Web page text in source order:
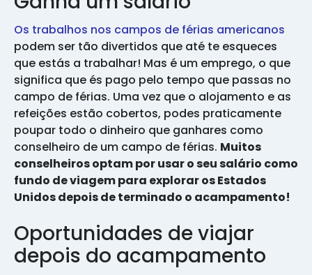
Os trabalhos nos campos de férias americanos
podem ser tão divertidos que até te esqueces
que estás a trabalhar! Mas é um emprego, o que
significa que és pago pelo tempo que passas no
campo de férias. Uma vez que o alojamento e as
refeições estão cobertos, podes praticamente
poupar todo o dinheiro que ganhares como
conselheiro de um campo de férias. Muitos
conselheiros optam por usar o seu salário como
fundo de viagem para explorar os Estados
Unidos depois de terminado o acampamento!
Oportunidades de viajar
depois do acampamento